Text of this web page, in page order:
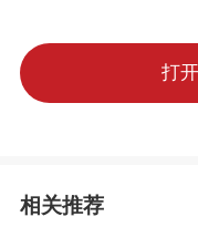
河北省社会科
雅丽认为，“十
口老龄化、少
打
相关推荐